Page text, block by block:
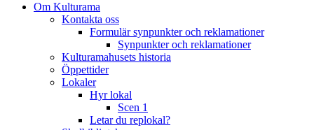
Om Kulturama
Kontakta oss
Formulär synpunkter och reklamationer
Synpunkter och reklamationer
Kulturamahusets historia
Öppettider
Lokaler
Hyr lokal
Scen 1
Letar du replokal?